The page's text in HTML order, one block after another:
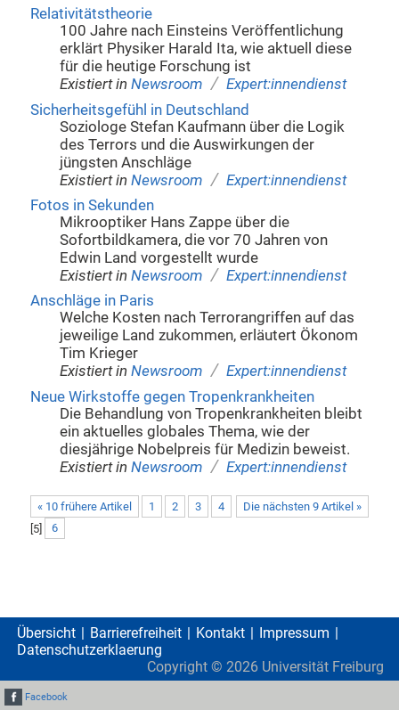
Relativitätstheorie
100 Jahre nach Einsteins Veröffentlichung
erklärt Physiker Harald Ita, wie aktuell diese
für die heutige Forschung ist
Existiert in Newsroom / Expert:innendienst
Sicherheitsgefühl in Deutschland
Soziologe Stefan Kaufmann über die Logik
des Terrors und die Auswirkungen der
jüngsten Anschläge
Existiert in Newsroom / Expert:innendienst
Fotos in Sekunden
Mikrooptiker Hans Zappe über die
Sofortbildkamera, die vor 70 Jahren von
Edwin Land vorgestellt wurde
Existiert in Newsroom / Expert:innendienst
Anschläge in Paris
Welche Kosten nach Terrorangriffen auf das
jeweilige Land zukommen, erläutert Ökonom
Tim Krieger
Existiert in Newsroom / Expert:innendienst
Neue Wirkstoffe gegen Tropenkrankheiten
Die Behandlung von Tropenkrankheiten bleibt
ein aktuelles globales Thema, wie der
diesjährige Nobelpreis für Medizin beweist.
Existiert in Newsroom / Expert:innendienst
« 10 frühere Artikel Die nächsten 9 Artikel »
1 2 3
4
[5] 6
Übersicht Barrierefreiheit Kontakt
Impressum
Datenschutzerklaerung
Copyright © 2026 Universität Freiburg
Facebook